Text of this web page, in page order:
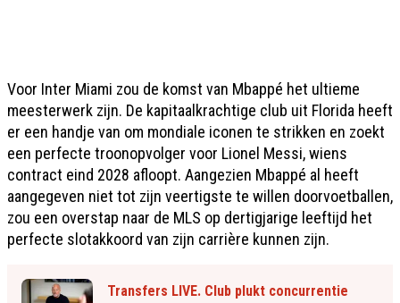
Voor Inter Miami zou de komst van Mbappé het ultieme
meesterwerk zijn. De kapitaalkrachtige club uit Florida heeft
er een handje van om mondiale iconen te strikken en zoekt
een perfecte troonopvolger voor Lionel Messi, wiens
contract eind 2028 afloopt. Aangezien Mbappé al heeft
aangegeven niet tot zijn veertigste te willen doorvoetballen,
zou een overstap naar de MLS op dertigjarige leeftijd het
perfecte slotakkoord van zijn carrière kunnen zijn.
Transfers LIVE. Club plukt concurrentie